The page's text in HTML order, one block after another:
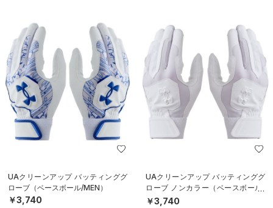
UAクリーンアップ バッティンググ
ローブ（ベースボール/MEN）
￥3,740
UAクリーンアップ バッティンググ
ローブ ノンカラー（ベースボール/
MEN）
￥3,740